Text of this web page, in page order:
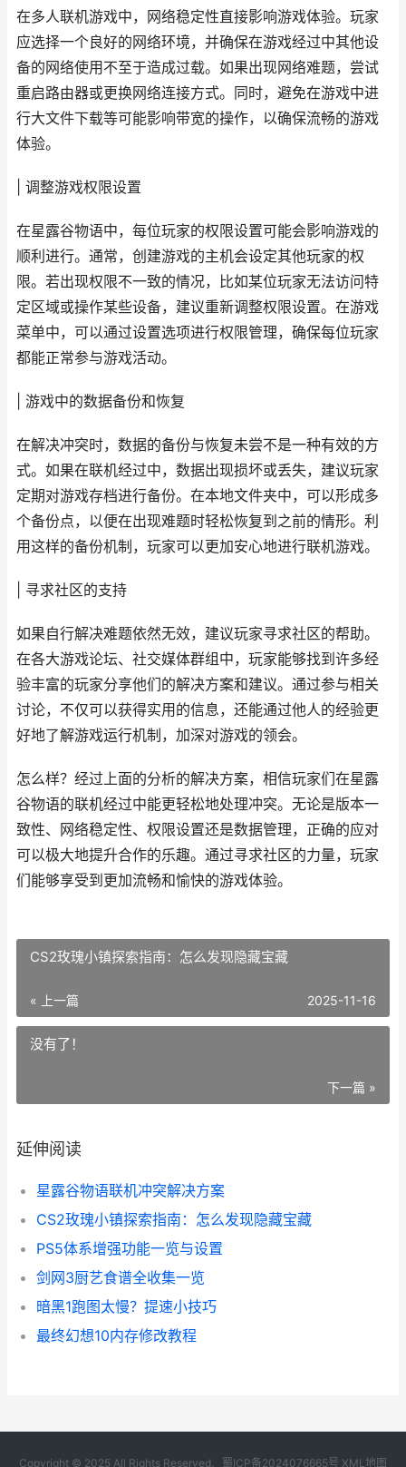
在多人联机游戏中，网络稳定性直接影响游戏体验。玩家
应选择一个良好的网络环境，并确保在游戏经过中其他设
备的网络使用不至于造成过载。如果出现网络难题，尝试
重启路由器或更换网络连接方式。同时，避免在游戏中进
行大文件下载等可能影响带宽的操作，以确保流畅的游戏
体验。
| 调整游戏权限设置
在星露谷物语中，每位玩家的权限设置可能会影响游戏的
顺利进行。通常，创建游戏的主机会设定其他玩家的权
限。若出现权限不一致的情况，比如某位玩家无法访问特
定区域或操作某些设备，建议重新调整权限设置。在游戏
菜单中，可以通过设置选项进行权限管理，确保每位玩家
都能正常参与游戏活动。
| 游戏中的数据备份和恢复
在解决冲突时，数据的备份与恢复未尝不是一种有效的方
式。如果在联机经过中，数据出现损坏或丢失，建议玩家
定期对游戏存档进行备份。在本地文件夹中，可以形成多
个备份点，以便在出现难题时轻松恢复到之前的情形。利
用这样的备份机制，玩家可以更加安心地进行联机游戏。
| 寻求社区的支持
如果自行解决难题依然无效，建议玩家寻求社区的帮助。
在各大游戏论坛、社交媒体群组中，玩家能够找到许多经
验丰富的玩家分享他们的解决方案和建议。通过参与相关
讨论，不仅可以获得实用的信息，还能通过他人的经验更
好地了解游戏运行机制，加深对游戏的领会。
怎么样？经过上面的分析的解决方案，相信玩家们在星露
谷物语的联机经过中能更轻松地处理冲突。无论是版本一
致性、网络稳定性、权限设置还是数据管理，正确的应对
可以极大地提升合作的乐趣。通过寻求社区的力量，玩家
们能够享受到更加流畅和愉快的游戏体验。
CS2玫瑰小镇探索指南：怎么发现隐藏宝藏
« 上一篇 2025-11-16
没有了！
下一篇 »
延伸阅读
星露谷物语联机冲突解决方案
CS2玫瑰小镇探索指南：怎么发现隐藏宝藏
PS5体系增强功能一览与设置
剑网3厨艺食谱全收集一览
暗黑1跑图太慢？提速小技巧
最终幻想10内存修改教程
Copyright © 2025 All Rights Reserved. 蜀ICP备2024076665号 XML地图